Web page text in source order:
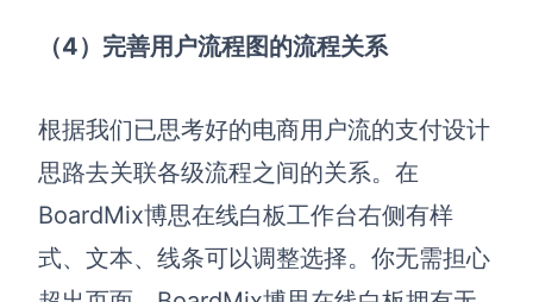
（4）完善用户流程图的流程关系
根据我们已思考好的电商用户流的支付设计
思路去关联各级流程之间的关系。在
BoardMix博思在线白板工作台右侧有样
式、文本、线条可以调整选择。你无需担心